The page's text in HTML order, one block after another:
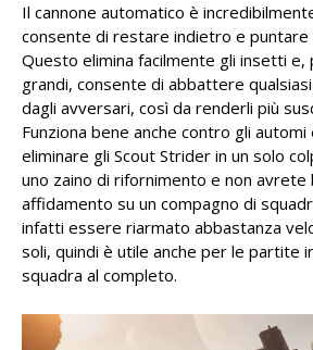
Il cannone automatico è
consente di restare indietro e puntare
Questo elimina facilmente gli insetti e,
grandi, consente di abbattere
dagli avversari, così da renderli più
Funziona bene anche contro gli
eliminare gli Scout Strider in un solo
uno zaino di rifornimento e non avrete
affidamento su un compagno di
infatti essere riarmato abbastanza
soli, quindi è utile anche per le partite
squadra al completo.